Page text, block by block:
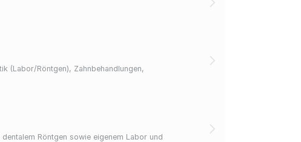
(Labor/Röntgen), Zahnbehandlungen,
Röntgen sowie eigenem Labor und